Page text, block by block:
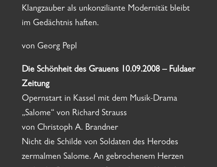
Klangzauber als unkonziliante Modernität bleibt
im Gedächtnis haften.
von Georg Pepl
Die Schönheit des Grauens 10.09.2008 – Fuldaer
Zeitung
Opernstart in Kassel mit dem Musik-Drama
„Salome“ von Richard Strauss
von Christoph A. Brandner
Nicht die Schilde von Soldaten des Herodes
zermalmen Salome. An gebrochenem Herzen